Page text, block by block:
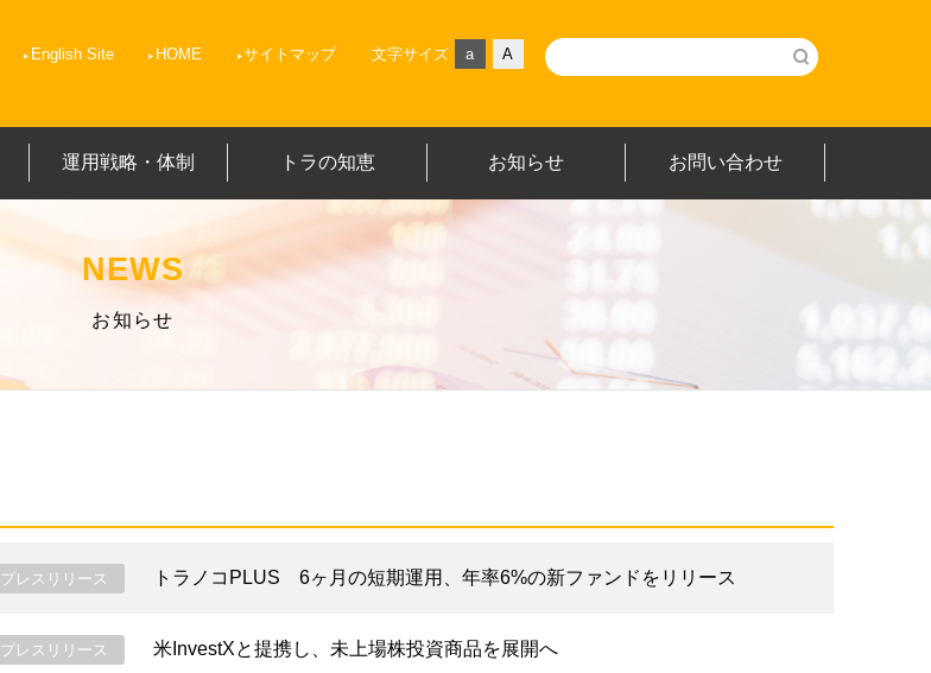
English Site HOME サイトマップ 文字サイズ a A
運用戦略・体制 トラの知恵 お知らせ お問い合わせ
NEWS
お知らせ
プレスリリース トラノコPLUS 6ヶ月の短期運用、年率6%の新ファンドをリリース
プレスリリース 米InvestXと提携し、未上場株投資商品を展開へ